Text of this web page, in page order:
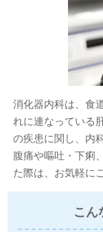
消化器内科は、食
れに連なっている
の疾患に関し、内
腹痛や嘔吐・下痢
た際は、お気軽に
こん